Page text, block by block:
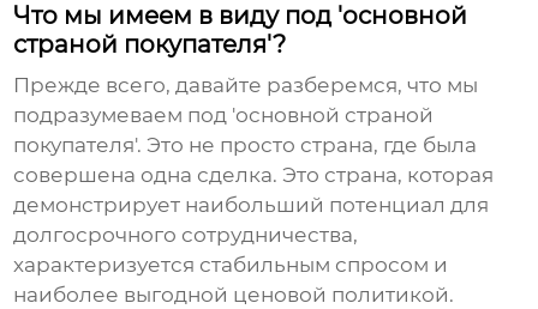
Что мы имеем в виду под 'основной
страной покупателя'?
Прежде всего, давайте разберемся, что мы
подразумеваем под 'основной страной
покупателя'. Это не просто страна, где была
совершена одна сделка. Это страна, которая
демонстрирует наибольший потенциал для
долгосрочного сотрудничества,
характеризуется стабильным спросом и
наиболее выгодной ценовой политикой.